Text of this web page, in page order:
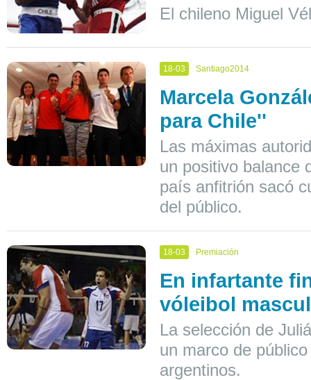
El chileno Miguel
18-03 Santiago2014
Marcela
para Chile''
Las máximas
un positivo balance
país anfitrión sacó
del público.
18-03 Premiación
En infartante
vóleibol
La selección de
un marco de
argentinos.